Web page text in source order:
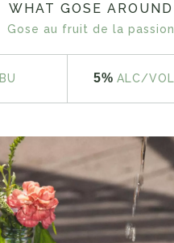
WHAT GOSE AROUND
Gose au fruit de la passion
IBU 5% ALC/VOL